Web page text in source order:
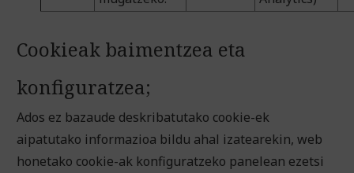
Cookieak baimentzea eta
konfiguratzea;
Ados ez bazaude deskribatutako cookie-ek
aipatutako informazioa bildu ahal izatearekin, web
honetako cookie-ak konfiguratzeko panelean ezetsi